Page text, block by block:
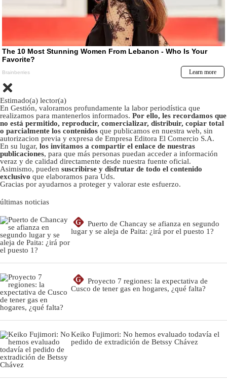
Estimado(a) lector(a)
En Gestión, valoramos profundamente la labor periodística que
realizamos para mantenerlos informados. Por ello, les recordamos que
no está permitido, reproducir, comercializar, distribuir, copiar total
o parcialmente los contenidos que publicamos en nuestra web, sin
autorizacion previa y expresa de Empresa Editora El Comercio S.A.
En su lugar, los invitamos a compartir el enlace de nuestras
publicaciones, para que más personas puedan acceder a información
veraz y de calidad directamente desde nuestra fuente oficial.
Asimismo, pueden suscribirse y disfrutar de todo el contenido
exclusivo que elaboramos para Uds.
Gracias por ayudarnos a proteger y valorar este esfuerzo.
últimas noticias
G
Puerto de Chancay se afianza en segundo
lugar y se aleja de Paita: ¿irá por el puesto 1?
G
Proyecto 7 regiones: la expectativa de
Cusco de tener gas en hogares, ¿qué falta?
Keiko Fujimori: No hemos evaluado todavía el
pedido de extradición de Betssy Chávez